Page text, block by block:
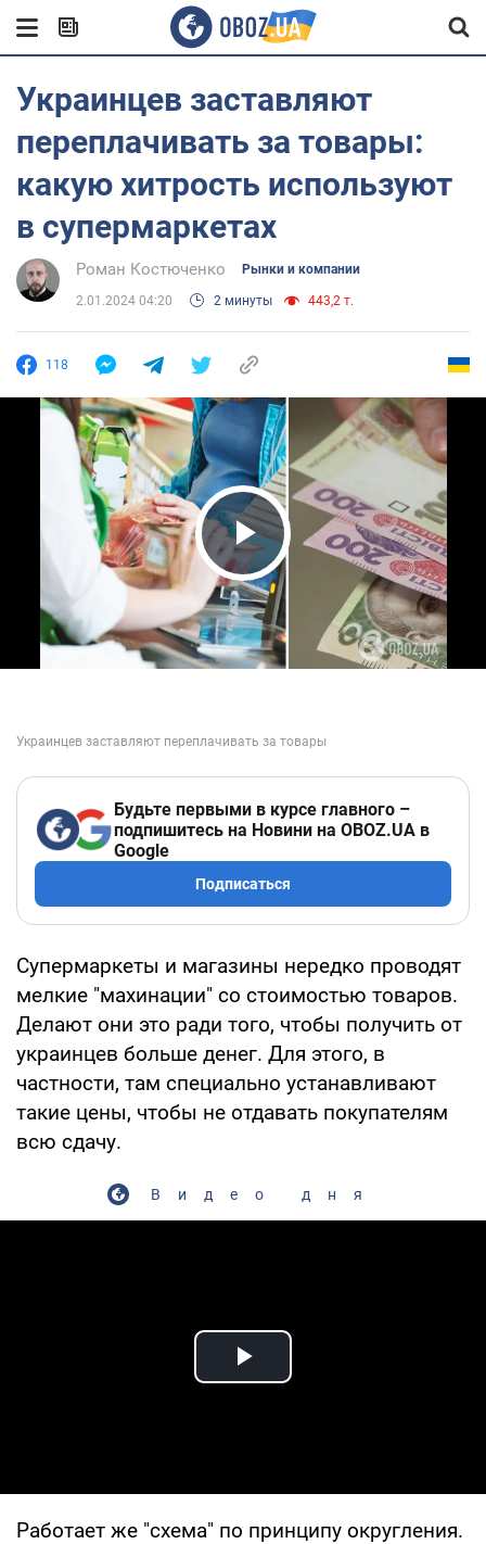
Украинцев заставляют
переплачивать за товары:
какую хитрость используют
в супермаркетах
Роман Костюченко Рынки и компании
2.01.2024 04:20 2 минуты 443,2 т.
118
Play Video
Будьте первыми в курсе главного –
подпишитесь на Новини на OBOZ.UA в
Google
Подписаться
Супермаркеты и магазины нередко проводят
мелкие "махинации" со стоимостью товаров.
Делают они это ради того, чтобы получить от
украинцев больше денег. Для этого, в
частности, там специально устанавливают
такие цены, чтобы не отдавать покупателям
всю сдачу.
Видео дня
Play Video
Работает же "схема" по принципу округления.